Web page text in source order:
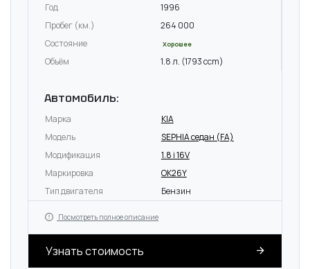
Год
1996
Пробег (км.)
264 000
Состояние
Хорошее
Объём 1.8 л. (1793 ccm)
Автомобиль:
Марка
KIA
Модель
SEPHIA седан (FA)
Модификация
1.8 i 16V
Маркировка
OK26Y
Тип двигателя
Бензин
Посмотреть полное описание
Узнать стоимость